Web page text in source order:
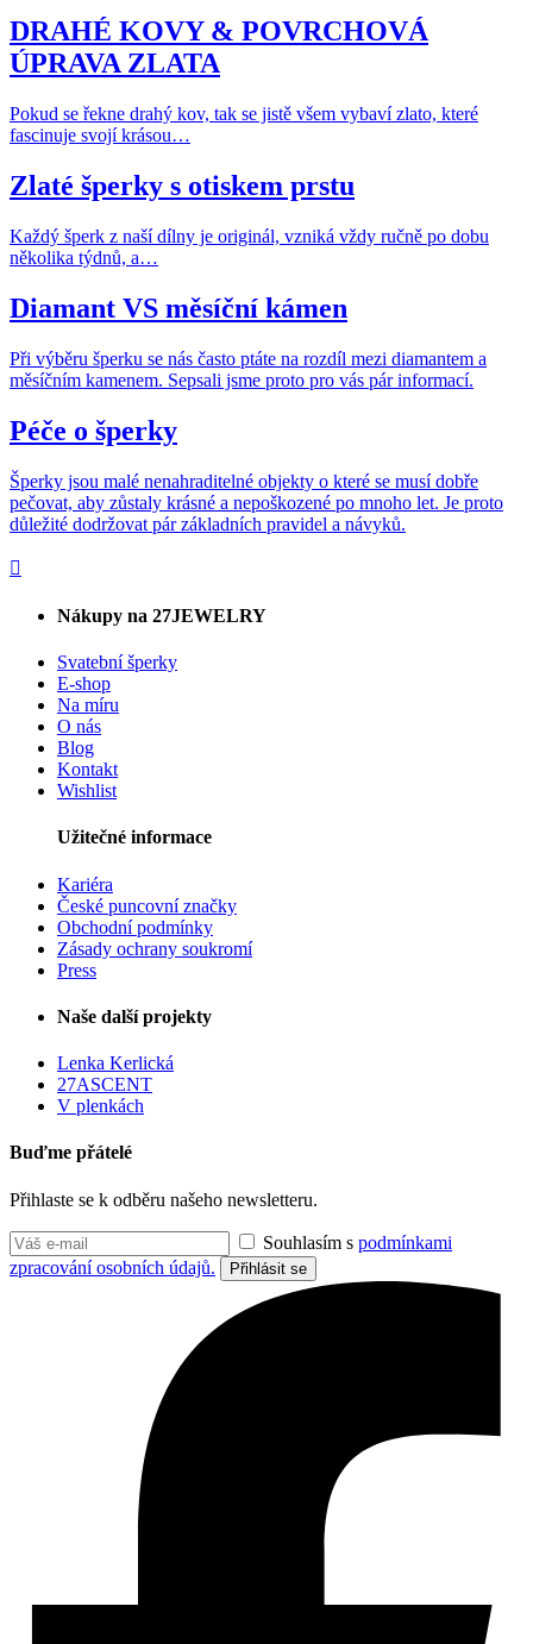
DRAHÉ KOVY & POVRCHOVÁ
ÚPRAVA ZLATA
Pokud se řekne drahý kov, tak se jistě všem vybaví zlato, které
fascinuje svojí krásou…
Zlaté šperky s otiskem prstu
Každý šperk z naší dílny je originál, vzniká vždy ručně po dobu
několika týdnů, a…
Diamant VS měsíční kámen
Při výběru šperku se nás často ptáte na rozdíl mezi diamantem a
měsíčním kamenem. Sepsali jsme proto pro vás pár informací.
Péče o šperky
Šperky jsou malé nenahraditelné objekty o které se musí dobře
pečovat, aby zůstaly krásné a nepoškozené po mnoho let. Je proto
důležité dodržovat pár základních pravidel a návyků.
Nákupy na 27JEWELRY
Svatební šperky
E-shop
Na míru
O nás
Blog
Kontakt
Wishlist
Užitečné informace
Kariéra
České puncovní značky
Obchodní podmínky
Zásady ochrany soukromí
Press
Naše další projekty
Lenka Kerlická
27ASCENT
V plenkách
Buďme přátelé
Přihlaste se k odběru našeho newsletteru.
Souhlasím s podmínkami
zpracování osobních údajů.